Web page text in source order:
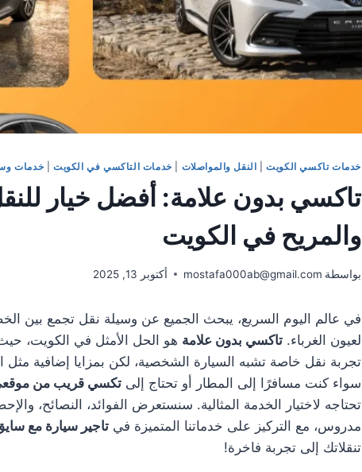
خدمات تاكسي الكويت| النقل والمواصلات خدمات التاكسي في الكويت| خدمات
تاكسي بدون علامة: أفضل خيار
والمريح في الكويت
بواسطة mostafa000ab@gmail.com أكتوبر 13, 2025
في عالم اليوم السريع، يبحث الجميع عن وسيلة نقل تجمع بين
لعيون الغرباء. تاكسي بدون علامة هو الحل الأمثل في الكويت،
تجربة نقل خاصة تشبه السيارة الشخصية، لكن بمزايا إضافية مثل
سواء كنت مسافرًا إلى المطار أو تحتاج إلى تكسي قريب من
تحتاجه لاختيار الخدمة المثالية. سنستعرض الفوائد، النصائح،
مدروس، مع التركيز على خدماتنا المتميزة في تاجير سيارة مع
تنقلاتك إلى تجربة فاخرة!